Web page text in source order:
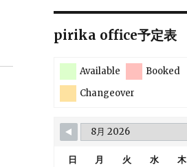
pirika office予定表
Available
Booked
Changeover
日 月 火 水 木